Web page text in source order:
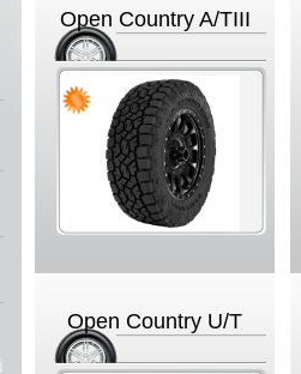
Open Country A/TIII
Open Country U/T